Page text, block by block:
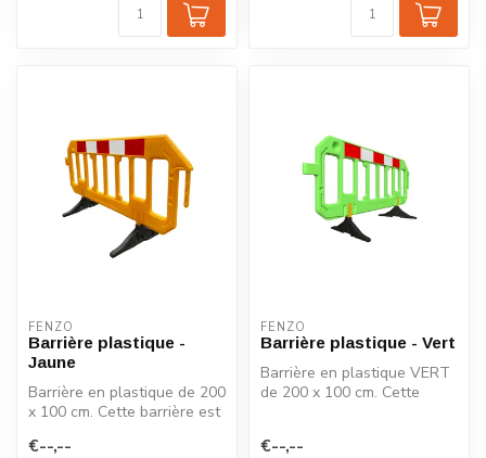
FENZO
Barrière plastique -
Jaune
Barrière en plastique de 200
x 100 cm. Cette barrière est
€--,--
FENZO
Barrière plastique - Vert
Barrière en plastique VERT
de 200 x 100 cm. Cette
€--,--